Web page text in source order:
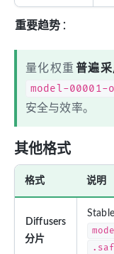
重要趋势 ：
量化权重 普遍采
model-
安全与效率。
其他格式
格式 说明
Diffusers
分片